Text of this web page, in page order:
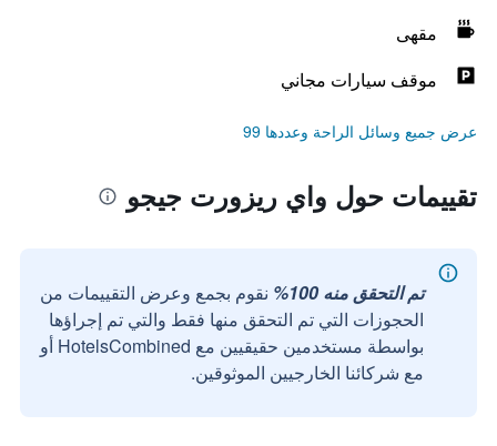
مقهى
موقف سيارات مجاني
عرض جميع وسائل الراحة وعددها 99
تقييمات حول واي ريزورت جيجو
تم التحقق منه 100%
نقوم بجمع وعرض التقييمات من
الحجوزات التي تم التحقق منها فقط والتي تم إجراؤها
بواسطة مستخدمين حقيقيين مع HotelsCombined أو
مع شركائنا الخارجيين الموثوقين.